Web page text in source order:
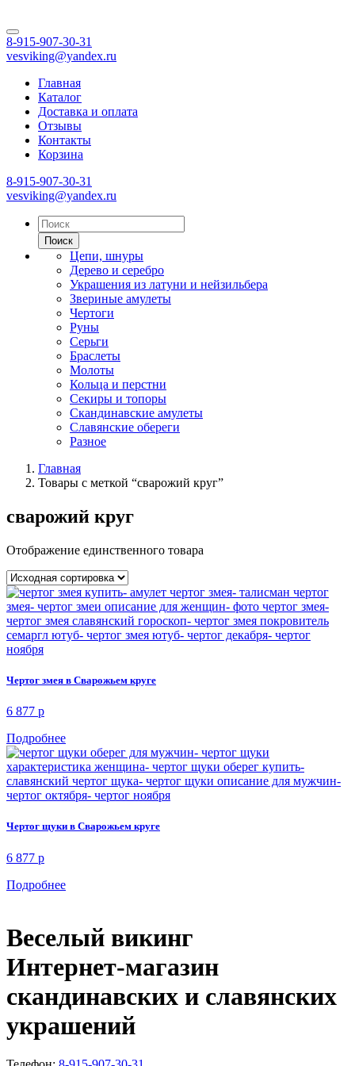
8-915-907-30-31
vesviking@yandex.ru
Главная
Каталог
Доставка и оплата
Отзывы
Контакты
Корзина
8-915-907-30-31
vesviking@yandex.ru
Поиск
Цепи, шнуры
Дерево и серебро
Украшения из латуни и нейзильбера
Звериные амулеты
Чертоги
Руны
Серьги
Браслеты
Молоты
Кольца и перстни
Секиры и топоры
Скандинавские амулеты
Славянские обереги
Разное
Главная
Товары с меткой “сварожий круг”
сварожий круг
Отображение единственного товара
Чертог змея в Сварожьем круге
6 877 p
Подробнее
Чертог щуки в Сварожьем круге
6 877 p
Подробнее
Веселый викинг
Интернет-магазин
скандинавских и славянских
украшений